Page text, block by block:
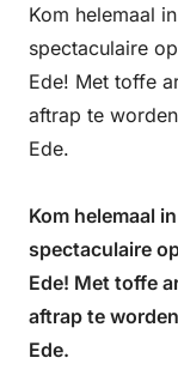
Kom helemaal
spectaculaire
Ede! Met toffe
aftrap te
Ede.
Kom helemaal
spectaculaire
Ede! Met toffe
aftrap te
Ede.